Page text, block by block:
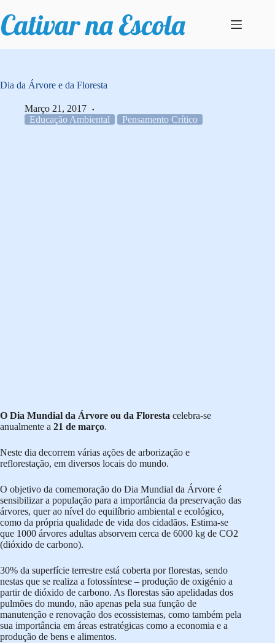
para
o
conteúdo
Dia da Árvore e da Floresta
Março 21, 2017
Educação Ambiental
Pensamento Crítico
O Dia Mundial da Árvore ou da Floresta celebra-se
anualmente a 21 de março.
Neste dia decorrem várias ações de arborização e
reflorestação, em diversos locais do mundo.
O objetivo da comemoração do Dia Mundial da Árvore é
sensibilizar a população para a importância da preservação das
árvores, quer ao nível do equilíbrio ambiental e ecológico,
como da própria qualidade de vida dos cidadãos. Estima-se
que 1000 árvores adultas absorvem cerca de 6000 kg de CO2
(dióxido de carbono).
30% da superfície terrestre está coberta por florestas, sendo
nestas que se realiza a fotossíntese – produção de oxigénio a
partir de dióxido de carbono. As florestas são apelidadas dos
pulmões do mundo, não apenas pela sua função de
manutenção e renovação dos ecossistemas, como também pela
sua importância em áreas estratégicas como a economia e a
produção de bens e alimentos.